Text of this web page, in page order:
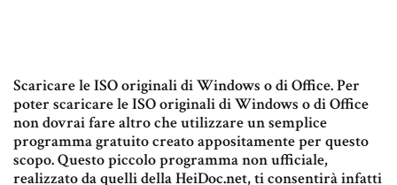
Scaricare le ISO originali di Windows o di Office. Per
poter scaricare le ISO originali di Windows o di Office
non dovrai fare altro che utilizzare un semplice
programma gratuito creato appositamente per questo
scopo. Questo piccolo programma non ufficiale,
realizzato da quelli della HeiDoc.net, ti consentirà infatti